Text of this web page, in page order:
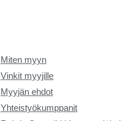
Miten myyn
Vinkit myyjille
Myyjän ehdot
Yhteistyökumppanit